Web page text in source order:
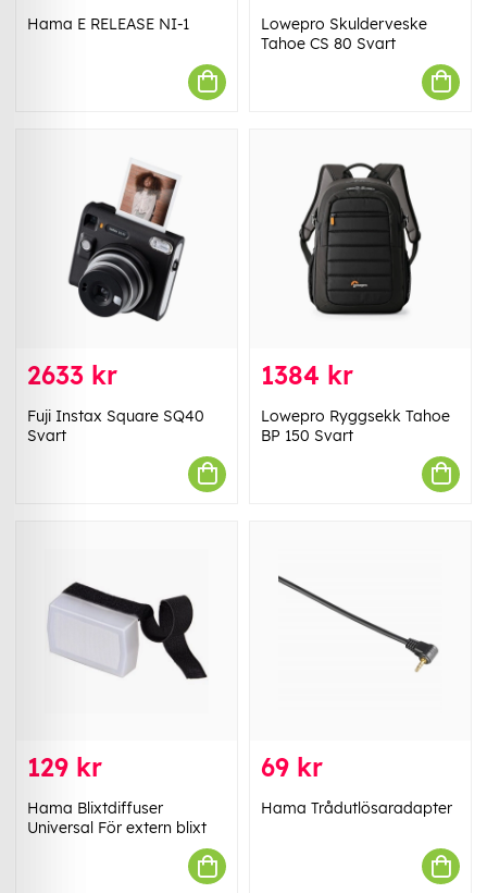
Hama E RELEASE NI-1
Lowepro Skulderveske
Tahoe CS 80 Svart
2633 kr
Fuji Instax Square SQ40
Svart
1384 kr
Lowepro Ryggsekk Tahoe
BP 150 Svart
129 kr
Hama Blixtdiffuser
Universal För extern blixt
69 kr
Hama Trådutlösaradapter